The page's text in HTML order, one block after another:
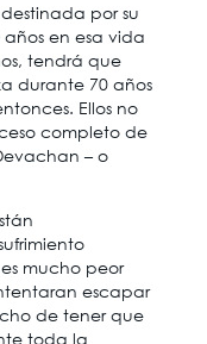
por su
en esa vida
tendrá que
durante 70 años
Ellos no
completo de
– o
mucho peor
escapar
de tener que
toda la